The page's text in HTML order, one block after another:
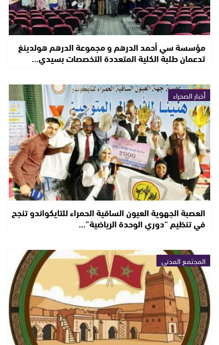
مؤسسة سي أحمد الدرهم و مجموعة الدرهم هولدينغ
تدعمان طلبة الكلية المتعددة التخصصات بسيدي…
أخبار الصحراء
العصبة الجهوية العيون الساقية الحمراء للتايكواندو تنجح
في تنظيم “دوري الوحدة الرياضية”…
المجتمع المدني